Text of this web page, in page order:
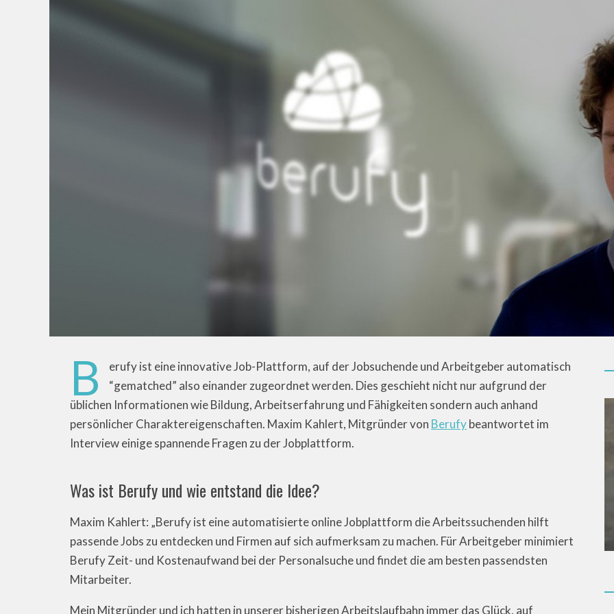
B
erufy ist eine innovative Job-Plattform, auf der Jobsuchende und Arbeitgeber automatisch
“gematched” also einander zugeordnet werden. Dies geschieht nicht nur aufgrund der
üblichen Informationen wie Bildung, Arbeitserfahrung und Fähigkeiten sondern auch anhand
persönlicher Charaktereigenschaften. Maxim Kahlert, Mitgründer von Berufybeantwortet im
Interview einige spannende Fragen zu der Jobplattform.
Was ist Berufy und wie entstand die Idee?
Maxim Kahlert: „Berufy ist eine automatisierte online Jobplattform die Arbeitssuchenden hilft
passende Jobs zu entdecken und Firmen auf sich aufmerksam zu machen. Für Arbeitgeber minimiert
Berufy Zeit- und Kostenaufwand bei der Personalsuche und findet die am besten passendsten
Mitarbeiter.
Mein Mitgründer und ich hatten in unserer bisherigen Arbeitslaufbahn immer das Glück, auf